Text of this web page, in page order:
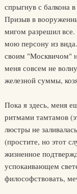
спрыгнув с балкона
Призыв в
мигом разрешил
мою персону из
своим "Москвичом"
меня совсем не
железной суммы,
Пока я здесь, меня
ритмами тамтамов
люстры не
(простите, но этот
жизненное
успокаивающем
философствовать,